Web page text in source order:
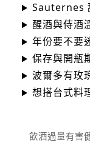
Sauternes
醒酒與侍酒
年份要不要
保存與開瓶
波爾多有玫
想搭台式料
飲酒過量有害